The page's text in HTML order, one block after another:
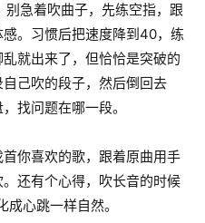
急着吹曲子，先练空指，跟
。习惯后把速度降到40，练
就出来了，但恰恰是突破的
己吹的段子，然后倒回去
找问题在哪一段。
你喜欢的歌，跟着原曲用手
还有个心得，吹长音的时候
心跳一样自然。